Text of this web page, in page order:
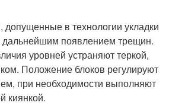
в технологии укладки
дальнейшим появлением трещин.
уровней устраняют теркой,
Положение блоков регулируют
при необходимости выполняют
киянкой.